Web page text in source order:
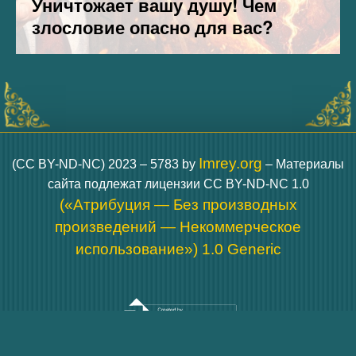
(CC BY-ND-NC) 2023 – 5783 by Imrey.org – Материалы
сайта подлежат лицензии CC BY-ND-NC 1.0
(«Атрибуция — Без производных
произведений — Некоммерческое
использование») 1.0 Generic